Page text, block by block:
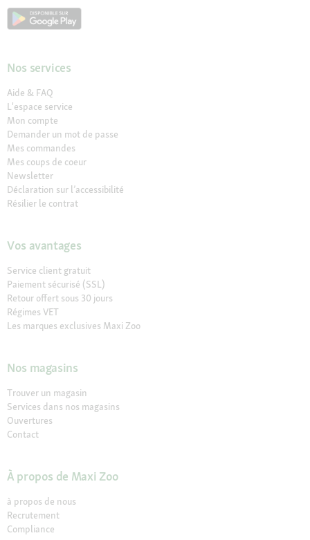
Nos services
Aide & FAQ
L'espace service
Mon compte
Demander un mot de passe
Mes commandes
Mes coups de coeur
Newsletter
Déclaration sur l’accessibilité
Résilier le contrat
Vos avantages
Service client gratuit
Paiement sécurisé (SSL)
Retour offert sous 30 jours
Régimes VET
Les marques exclusives Maxi Zoo
Nos magasins
Trouver un magasin
Services dans nos magasins
Ouvertures
Contact
À propos de Maxi Zoo
à propos de nous
Recrutement
Compliance